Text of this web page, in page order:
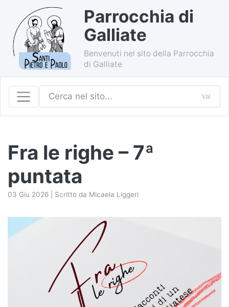
Parrocchia di
Galliate
Benvenuti nel sito della Parrocchia
di Galliate
Vai
Fra le righe – 7ª
puntata
03 Giu 2026 | Scritto da Micaela Liggeri